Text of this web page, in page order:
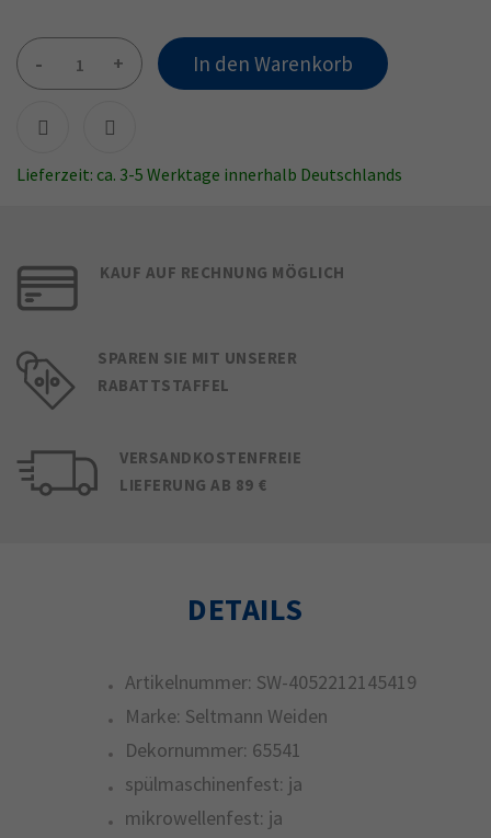
- + In den Warenkorb
Lieferzeit: ca. 3-5 Werktage innerhalb Deutschlands
KAUF AUF RECHNUNG MÖGLICH
SPAREN SIE MIT UNSERER
RABATTSTAFFEL
VERSANDKOSTENFREIE
LIEFERUNG AB 89 €
DETAILS
Artikelnummer: SW-4052212145419
Marke: Seltmann Weiden
Dekornummer: 65541
spülmaschinenfest: ja
mikrowellenfest: ja